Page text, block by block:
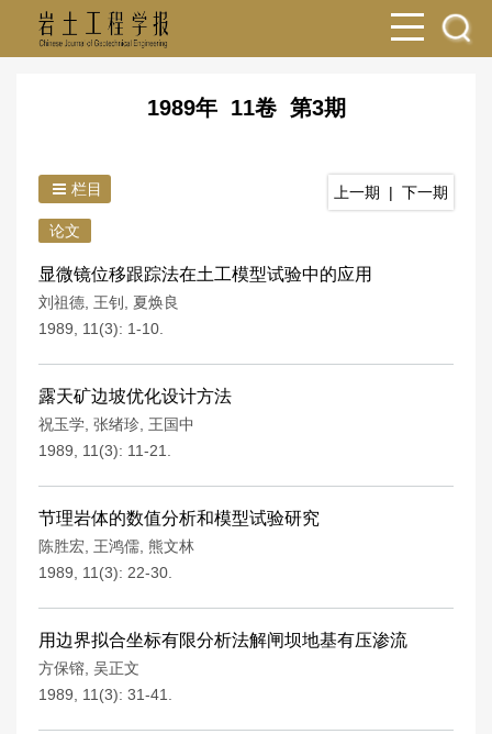
1989年 11卷 第3期
栏目 上一期 | 下一期
论文
显微镜位移跟踪法在土工模型试验中的应用
刘祖德 王钊
夏焕良
1989, 11(3): 1-10.
露天矿边坡优化设计方法
祝玉学 张绪珍
王国中
1989, 11(3): 11-21.
节理岩体的数值分析和模型试验研究
陈胜宏 王鸿儒 熊文林
1989, 11(3): 22-30.
用边界拟合坐标有限分析法解闸坝地基有压渗流
方保镕 吴正文
1989, 11(3): 31-41.